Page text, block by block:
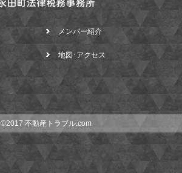
メンバー紹介
地図･アクセス
©2017 不動産トラブル.com